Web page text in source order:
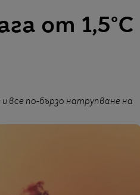
от 1,5°C
все по-бързо натрупване на